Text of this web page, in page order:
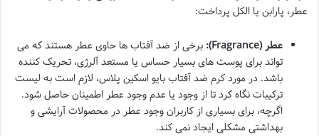
عطر، پارابن یا الکل پرداخت:
عطر (Fragrance):
برخی از ضد آفتاب ها حاوی عطر هستند که می
تواند برای پوست های بسیار حساس یا مستعد آلرژی، تحریک کننده
باشد. در مورد کرم ضد آفتاب بایو اسکین پلاس، لازم است به لیست
ترکیبات نگاه کرد تا از وجود یا عدم وجود عطر اطمینان حاصل شود.
اگرچه، برای بسیاری از کاربران وجود عطر در محصولات آرایشی و
بهداشتی مشکلی ایجاد نمی کند.